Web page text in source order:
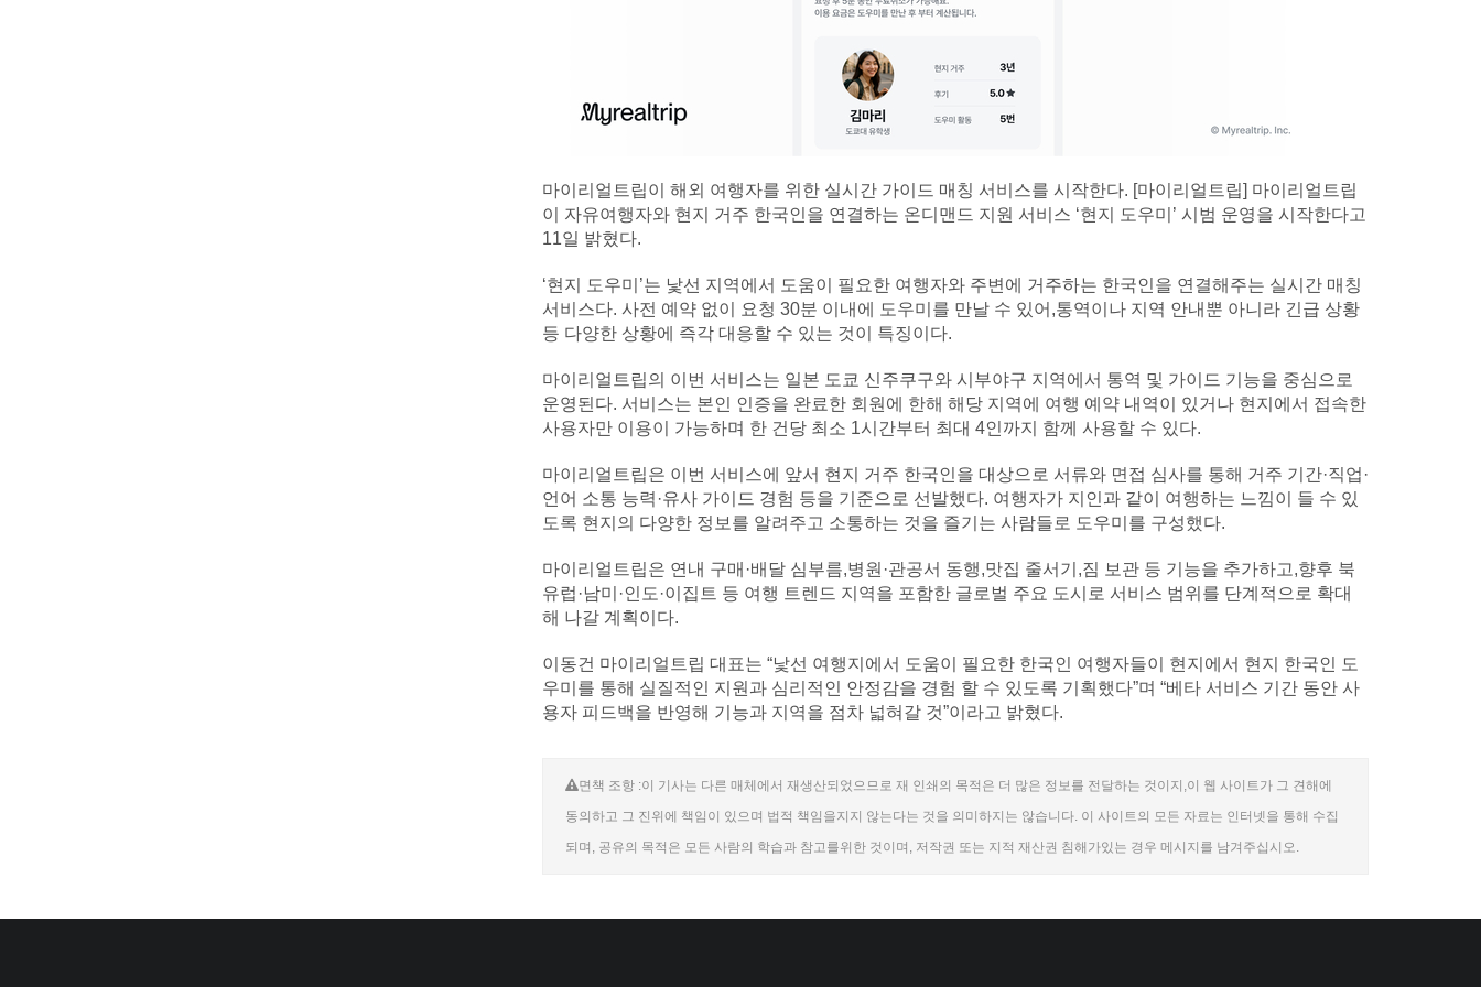
마이리얼트립이 해외 여행자를 위한 실시간 가이드 매칭 서비스를 시작한다. [마이리얼트립] 마이리얼트립
이 자유여행자와 현지 거주 한국인을 연결하는 온디맨드 지원 서비스 ‘현지 도우미’ 시범 운영을 시작한다고
11일 밝혔다.
‘현지 도우미’는 낯선 지역에서 도움이 필요한 여행자와 주변에 거주하는 한국인을 연결해주는 실시간 매칭
서비스다. 사전 예약 없이 요청 30분 이내에 도우미를 만날 수 있어,통역이나 지역 안내뿐 아니라 긴급 상황
등 다양한 상황에 즉각 대응할 수 있는 것이 특징이다.
마이리얼트립의 이번 서비스는 일본 도쿄 신주쿠구와 시부야구 지역에서 통역 및 가이드 기능을 중심으로
운영된다. 서비스는 본인 인증을 완료한 회원에 한해 해당 지역에 여행 예약 내역이 있거나 현지에서 접속한
사용자만 이용이 가능하며 한 건당 최소 1시간부터 최대 4인까지 함께 사용할 수 있다.
마이리얼트립은 이번 서비스에 앞서 현지 거주 한국인을 대상으로 서류와 면접 심사를 통해 거주 기간·직업·
언어 소통 능력·유사 가이드 경험 등을 기준으로 선발했다. 여행자가 지인과 같이 여행하는 느낌이 들 수 있
도록 현지의 다양한 정보를 알려주고 소통하는 것을 즐기는 사람들로 도우미를 구성했다.
마이리얼트립은 연내 구매·배달 심부름,병원·관공서 동행,맛집 줄서기,짐 보관 등 기능을 추가하고,향후 북
유럽·남미·인도·이집트 등 여행 트렌드 지역을 포함한 글로벌 주요 도시로 서비스 범위를 단계적으로 확대
해 나갈 계획이다.
이동건 마이리얼트립 대표는 “낯선 여행지에서 도움이 필요한 한국인 여행자들이 현지에서 현지 한국인 도
우미를 통해 실질적인 지원과 심리적인 안정감을 경험 할 수 있도록 기획했다”며 “베타 서비스 기간 동안 사
용자 피드백을 반영해 기능과 지역을 점차 넓혀갈 것”이라고 밝혔다.
면책 조항 :이 기사는 다른 매체에서 재생산되었으므로 재 인쇄의 목적은 더 많은 정보를 전달하는 것이지,이 웹 사이트가 그 견해에
동의하고 그 진위에 책임이 있으며 법적 책임을지지 않는다는 것을 의미하지는 않습니다. 이 사이트의 모든 자료는 인터넷을 통해 수집
되며, 공유의 목적은 모든 사람의 학습과 참고를위한 것이며, 저작권 또는 지적 재산권 침해가있는 경우 메시지를 남겨주십시오.